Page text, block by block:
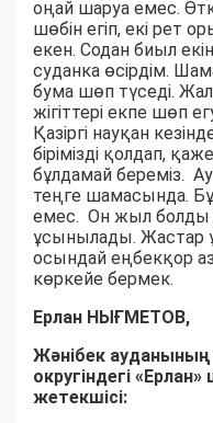
оңай шаруа емес.
шөбін егіп, екі рет
екен. Содан биыл
суданка өсірдім.
бума шөп түседі.
жігіттері екпе шөп
Қазіргі науқан
бірімізді қолдап,
бұлдамай береміз.
теңге шамасында.
емес. Он жыл болды
ұсынылады.
осындай еңбекқор
көркейе бермек.
Ерлан НЫҒМЕТОВ,
Жәнібек
округіндегі
жетекшісі: